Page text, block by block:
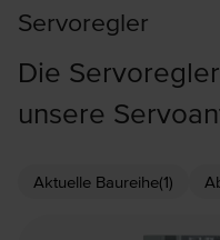
Servoregler
Die
unsere
Aktuelle Baureihe(1)